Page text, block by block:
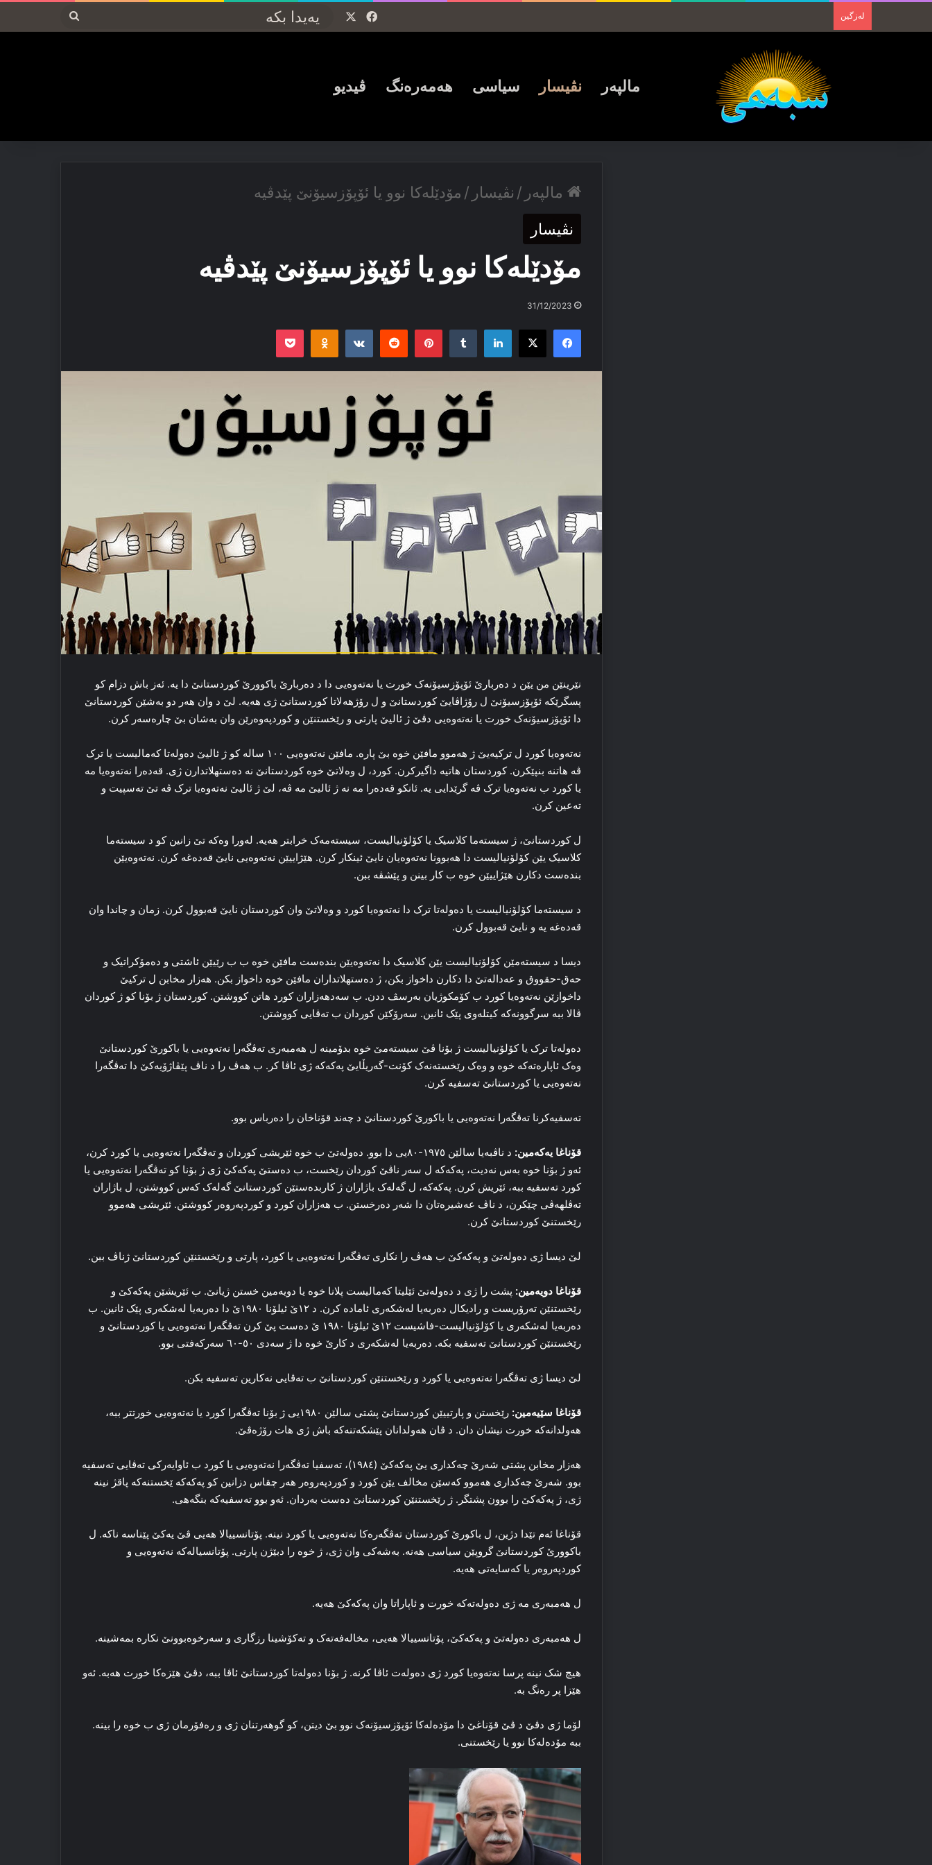
لەزگین Facebook
پەیدا
مالپەر نڤیسار سیاسی ھەمەرەنگ ڤیدیو
مالپەر / نڤیسار / مۆدێلەکا نوو یا ئۆپۆزسیۆنێ پێدڤیە
نڤیسار
مۆدێلەکا نوو یا ئۆپۆزسیۆنێ پێدڤیە
31/12/2023
Facebook
X
LinkedIn
Tumblr
Pinterest
Reddit
VKontakte
Odnoklassniki
Pocket
نێرینێن من یێن د ده‌ربارێ ئۆپۆزسیۆنەک خورت یا نه‌ته‌وه‌یی دا د ده‌ربارێ باکوورێ کوردستانێ دا یه‌. ئه‌ز باش دزام کو
پسگرێکه‌ ئۆپۆزسیۆنێ ل رۆژاڤایێ کوردستانێ و ل رۆژهه‌لاتا کوردستانێ ژی هه‌یه‌. لێ د وان هەر دو به‌شێن کوردستانێ
دا ئۆپۆزسیۆنەک خورت یا نه‌ته‌وه‌یی دڤێ ژ ئالیێ پارتی و رێخستنێن و کوردپه‌وه‌رێن وان به‌شان بێ چاره‌سه‌ر کرن.
نه‌ته‌وه‌یا کورد ل ترکیه‌یێ ژ هه‌موو مافێن خوه‌ بێ پاره‌. مافێن نه‌ته‌وه‌یی ۱۰۰ ساله‌ کو ژ ئالیێ ده‌وله‌تا که‌مالیست یا ترک
ڤه‌ هاتنه‌ بنپێکرن. کوردستان هاتیه‌ داگیرکرن. کورد، ل وه‌لاتێ خوه‌ کوردستانێ نه‌ ده‌ستهلاتدارن ژی. قه‌ده‌را نه‌ته‌وه‌یا مه‌
یا کورد ب نه‌ته‌وه‌یا ترک ڤە گرێدایی یه‌. ئانکو قه‌ده‌را مه‌ نە ژ ئالیێ مه‌ ڤه‌، لێ ژ ئالیێ نه‌ته‌وه‌یا ترک ڤه‌ تێ ته‌سپیت و
تەعین کرن.
ل کوردستانێ، ژ سیسته‌ما کلاسیک یا کۆلۆنیالیست، سیسته‌مه‌ک خرابتر هه‌یه‌. له‌ورا وەکە تێ زانین کو د سیسته‌ما
کلاسیک یێن کۆلۆنیالیست دا هه‌بوونا نه‌ته‌وه‌یان نایێ ئینکار کرن. هێژاییێن نه‌ته‌وه‌یی نایێ قه‌ده‌غه‌ کرن. نه‌ته‌وه‌یێن
بنده‌ست دکارن هێژاییێن خوه‌ ب کار بینن و پێشڤه‌ ببن.
د سیسته‌ما کۆلۆنیالیست یا ده‌وله‌تا ترک دا نه‌ته‌وه‌یا کورد و وه‌لاتێ وان کوردستان نایێ قه‌بوول کرن. زمان و چاندا وان
قه‌ده‌غه‌ یه‌ و نایێ قه‌بوول کرن.
دیسا د سیسته‌مێن کۆلۆنیالیست یێن کلاسیک دا نه‌ته‌وه‌یێن بنده‌ست مافێن خوه‌ ب ب رێیێن ئاشتی و ده‌مۆکراتیک و
حه‌ق-حقووق و عه‌داله‌تێ دا دکارن داخواز بکن، ژ ده‌ستهلاتداران مافێن خوه‌ داخواز بکن. هه‌زار مخابن ل ترکیێ
داخوازێن نه‌ته‌وه‌یا کورد ب کۆمکوژیان به‌رسڤ ددن. ب سه‌دهه‌زاران کورد هاتن کووشتن. کوردستان ژ بۆنا کو ژ کوردان
ڤالا ببه‌ سرگوونه‌که‌ کیتله‌وی پێک ئانین. سه‌رۆکێن کوردان ب ته‌ڤایی کووشتن.
ده‌وله‌تا ترک یا کۆلۆنیالیست ژ بۆنا ڤێ سیسته‌مێ خوه‌ بدۆمینه‌ ل هه‌مبه‌ری ته‌ڤگه‌را نه‌ته‌وه‌یی یا باکورێ کوردستانێ
وه‌ک ئاپاره‌ته‌که‌ خوه‌ و وه‌ک رێخسته‌نه‌ک کۆنت-گه‌ریڵایێ پەکەکە ژی ئاڤا کر. ب هه‌ڤ را د ناڤ پێڤاژۆیه‌کێ دا ته‌ڤگه‌را
نه‌ته‌وه‌یی یا کوردستانێ تەسفیه‌ کرن.
تەسفیه‌کرنا ته‌ڤگه‌را نه‌ته‌وه‌یی یا باکورێ کوردستانێ د چه‌ند قۆناخان را ده‌رباس بوو.
قۆناغا یه‌که‌مین:
د ناڤبه‌یا سالێن ۱۹۷٥-۸۰یی دا بوو. ده‌وله‌تێ ب خوه‌ ئێریشی کوردان و ته‌ڤگه‌را نه‌ته‌وه‌یی یا کورد کرن،
ئه‌و ژ بۆنا خوه‌ به‌س نه‌دیت، پەکەکە ل سه‌ر ناڤێ کوردان رێخست، ب ده‌ستێ پەکەکێ ژی ژ بۆنا کو ته‌ڤگه‌را نه‌ته‌وه‌یی یا
کورد تەسفیه‌ ببه‌، ئێریش کرن. پەکەکە، ل گه‌له‌ک باژاران ژ کاربده‌ستێن کوردستانێ گه‌له‌ک که‌س کووشتن، ل باژاران
ته‌ڤلهه‌ڤی چێکرن، د ناڤ عه‌شیره‌تان دا شه‌ر ده‌رخستن. ب هه‌زاران کورد و کوردپه‌روه‌ر کووشتن. ئێریشی هه‌موو
رێخستنێ کوردستانێ کرن.
لێ دیسا ژی ده‌وله‌تێ و پەکەکێ ب هه‌ڤ را نکاری ته‌ڤگه‌را نه‌ته‌وه‌یی یا کورد، پارتی و رێخستنێن کوردستانێ ژناڤ ببن.
قۆناغا دویه‌مین: پشت را ژی د ده‌وله‌تێ ئێلیتا که‌مالیست پلانا خوه‌ یا دویه‌مین خستن ژیانێ. ب ئێریشێن پەکەکێ و
رێخستنێن ته‌رۆریست و رادیکال دەربه‌یا له‌شکه‌ری ئاماده‌ کرن. د ۱۲ێ ئیلۆنا ۱۹۸۰ێ دا دەربه‌یا له‌شکه‌ری پێک ئانین. ب
دەربه‌یا له‌شکه‌ری یا کۆلۆنیالیست-فاشیست ۱۲ێ ئیلۆنا ۱۹۸۰ ێ ده‌ست پێ کرن ته‌ڤگه‌را نه‌ته‌وه‌یی یا کوردستانێ و
رێخستنێن کوردستانێ تەسفیه‌ بکه‌. دەربه‌یا له‌شکه‌ری د کارێ خوه‌ دا ژ سه‌دی ٥۰-٦۰ سه‌رکه‌فتی بوو.
لێ دیسا ژی ته‌ڤگه‌را نه‌ته‌وه‌یی یا کورد و رێخستنێن کوردستانێ ب ته‌ڤایی نەکارین تەسفیه‌ بکن.
قۆناغا سێیه‌مین:
رێخستن و پارتییێن کوردستانێ پشتی سالێن ۱۹۸۰یی ژ بۆنا ته‌ڤگه‌را کورد یا نه‌ته‌وه‌یی خورتتر ببه‌،
هه‌ولدانه‌که‌ خورت نیشان دان. د ڤان هه‌ولدانان پێشکه‌تنه‌که‌ باش ژی هات رۆژه‌ڤێ.
هه‌زار مخابن پشتی شه‌رێ چه‌کداری یێ پەکەکێ (۱۹۸٤)، تەسفیا ته‌ڤگه‌را نه‌ته‌وه‌یی یا کورد ب ئاوایه‌رکی ته‌ڤایی تەسفیه‌
بوو. شه‌رێ چه‌کداری هه‌موو که‌سێن مخالف یێن کورد و کوردپه‌روه‌ر هه‌ر چقاس دزانین کو پەکەکە ێخستنه‌که‌ پاقژ نینه‌
ژی، ژ پەکەکێ را بوون پشتگر. ژ رێخستنێن کوردستانێ دەست به‌ردان. ئه‌و بوو تەسفیه‌که‌ بنگه‌هی.
قۆناغا ئه‌م تێدا دژین، ل باکورێ کوردستان ته‌ڤگه‌ره‌کا نه‌ته‌وه‌یی یا کورد نینە. پۆتانسییالا هه‌یی ڤێ یه‌کێ پێناسە ناکه‌. ل
باکوورێ کوردستانێ گروپێن سیاسی هه‌نه‌. به‌شه‌کی وان ژی، ژ خوه‌ را دبێژن پارتی. پۆتانسیاله‌که‌ نه‌ته‌وه‌یی و
کوردپه‌روه‌ر یا که‌سایه‌تی هه‌یه‌.
ل هه‌مبه‌ری مه‌ ژی ده‌وله‌ته‌که‌ خورت و ئاپاراتا وان پەکەکێ هه‌یه‌.
ل هه‌مبه‌ری ده‌وله‌تێ و پەکەکێ، پۆتانسییالا هه‌یی، مخاله‌فه‌ته‌ک و ته‌کۆشینا رزگاری و سه‌رخوه‌بوونێ نکاره‌ بمه‌شینه‌.
هیچ شک نینە پرسا نه‌ته‌وه‌یا کورد ژی ده‌وله‌ت ئاڤا کرنه‌. ژ بۆنا ده‌وله‌تا کوردستانێ ئاڤا ببه‌، دڤێ هێزه‌کا خورت هه‌به‌. ئه‌و
هێزا پر ره‌نگ به‌.
لۆما ژی دڤێ د ڤێ قۆناغێ دا مۆده‌له‌کا ئۆپۆزسیۆنەک نوو بێ دیتن، کو گوهه‌رتنان ژی و ره‌فۆرمان ژی ب خوه‌ را بینه‌.
ببه‌ مۆده‌له‌کا نوو یا رێخستنی.